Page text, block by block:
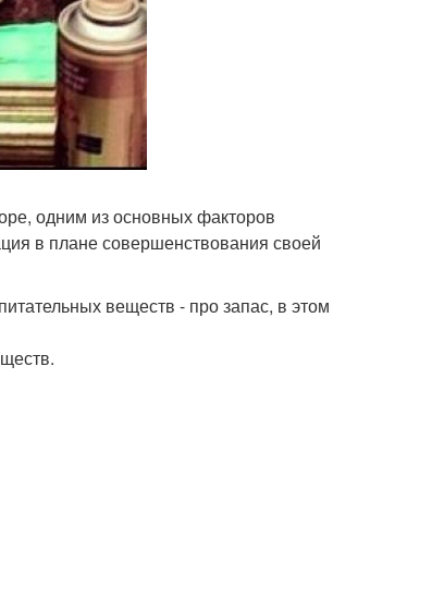
одним из основных факторов
в плане совершенствования своей
веществ - про запас, в этом